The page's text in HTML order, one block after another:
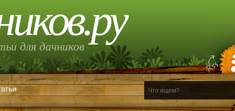
для дачников